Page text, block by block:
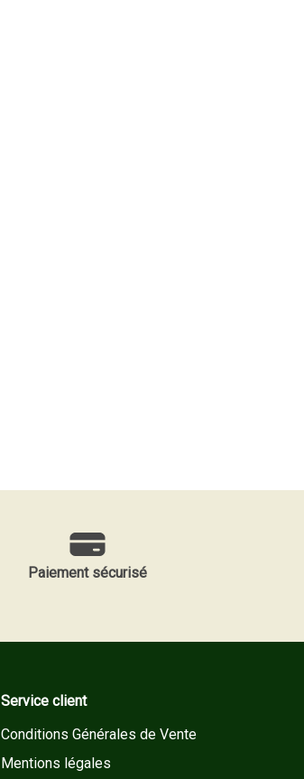
Paiement sécurisé
Service client
Conditions Générales de Vente
Mentions légales